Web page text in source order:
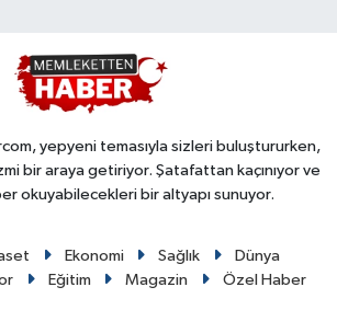
yepyeni temasıyla sizleri buluştururken,
bir araya getiriyor. Şatafattan kaçınıyor ve
okuyabilecekleri bir altyapı sunuyor.
Ekonomi Sağlık
Dünya
Eğitim Magazin Özel Haber